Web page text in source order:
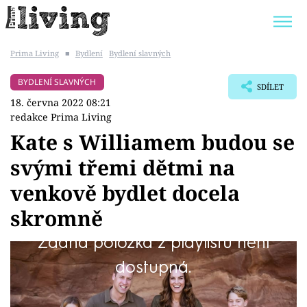
BYDLENÍ SLAVNÝCH
Témata
Bydlení
Zahrada
Design
Prima Living ■ Bydlení Bydlení slavných
BYDLENÍ SLAVNÝCH
18. června 2022 08:21
redakce Prima Living
SDÍLET
Kate s Williamem budou se
svými třemi dětmi na
venkově bydlet docela
skromně
Žádná položka z playlistu není
dostupná.
Britská královna Alžběta se natrvalo
odstěhovala z Buckinghamského paláce na
své venkovské sídlo Windsor. A adresu mění i